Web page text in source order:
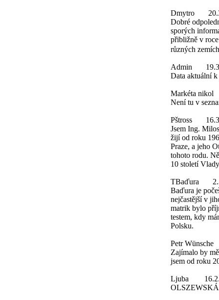
Dmytro
Dobré
sporých
přibližně v
různých
Admin
Data aktuální
Markéta nikol
Není tu v
Pštross
Jsem Ing.
žijí od roku
Praze, a jeho
tohoto rodu.
10 století
TBaďura
Baďura je
nejčastější v
matrik bylo
testem, kdy
Polsku.
Petr Wünsche
Zajímalo by
jsem od roku
Ljuba